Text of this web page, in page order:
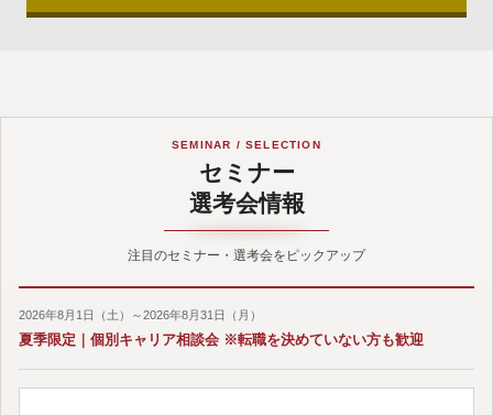
SEMINAR / SELECTION
セミナー
選考会情報
注目のセミナー・選考会をピックアップ
2026年8月1日（土）～2026年8月31日（月）
夏季限定｜個別キャリア相談会 ※転職を決めていない方も歓迎